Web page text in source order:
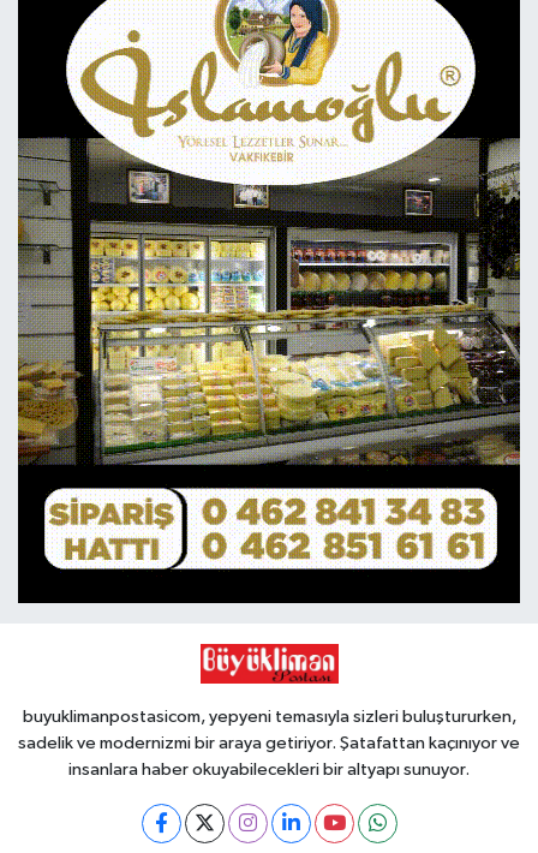
buyuklimanpostasicom, yepyeni temasıyla sizleri buluştururken,
sadelik ve modernizmi bir araya getiriyor. Şatafattan kaçınıyor ve
insanlara haber okuyabilecekleri bir altyapı sunuyor.